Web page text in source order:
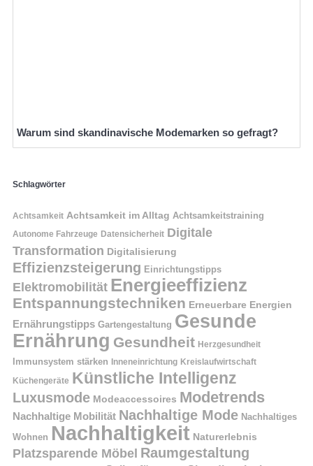
Warum sind skandinavische Modemarken so gefragt?
Schlagwörter
Achtsamkeit Achtsamkeit im Alltag Achtsamkeitstraining
Autonome Fahrzeuge Datensicherheit Digitale
Transformation Digitalisierung
Effizienzsteigerung Einrichtungstipps
Elektromobilität Energieeffizienz
Entspannungstechniken Erneuerbare Energien
Ernährungstipps Gartengestaltung Gesunde
Ernährung Gesundheit Herzgesundheit
Immunsystem stärken Inneneinrichtung Kreislaufwirtschaft
Küchengeräte Künstliche Intelligenz
Luxusmode Modeaccessoires Modetrends
Nachhaltige Mobilität Nachhaltige Mode Nachhaltiges
Wohnen Nachhaltigkeit Naturerlebnis
Platzsparende Möbel Raumgestaltung